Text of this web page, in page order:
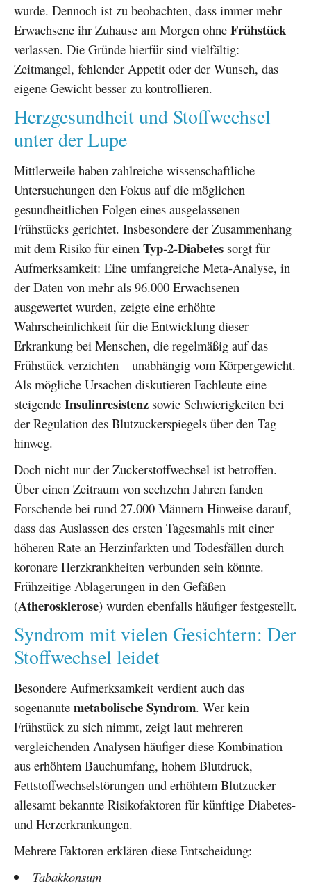
wurde. Dennoch ist zu beobachten, dass immer mehr
Erwachsene ihr Zuhause am Morgen ohne Frühstück
verlassen. Die Gründe hierfür sind vielfältig:
Zeitmangel, fehlender Appetit oder der Wunsch, das
eigene Gewicht besser zu kontrollieren.
Herzgesundheit und Stoffwechsel
unter der Lupe
Mittlerweile haben zahlreiche wissenschaftliche
Untersuchungen den Fokus auf die möglichen
gesundheitlichen Folgen eines ausgelassenen
Frühstücks gerichtet. Insbesondere der Zusammenhang
mit dem Risiko für einen Typ-2-Diabetes sorgt für
Aufmerksamkeit: Eine umfangreiche Meta-Analyse, in
der Daten von mehr als 96.000 Erwachsenen
ausgewertet wurden, zeigte eine erhöhte
Wahrscheinlichkeit für die Entwicklung dieser
Erkrankung bei Menschen, die regelmäßig auf das
Frühstück verzichten – unabhängig vom Körpergewicht.
Als mögliche Ursachen diskutieren Fachleute eine
steigende Insulinresistenz sowie Schwierigkeiten bei
der Regulation des Blutzuckerspiegels über den Tag
hinweg.
Doch nicht nur der Zuckerstoffwechsel ist betroffen.
Über einen Zeitraum von sechzehn Jahren fanden
Forschende bei rund 27.000 Männern Hinweise darauf,
dass das Auslassen des ersten Tagesmahls mit einer
höheren Rate an Herzinfarkten und Todesfällen durch
koronare Herzkrankheiten verbunden sein könnte.
Frühzeitige Ablagerungen in den Gefäßen
(Atherosklerose) wurden ebenfalls häufiger festgestellt.
Syndrom mit vielen Gesichtern: Der
Stoffwechsel leidet
Besondere Aufmerksamkeit verdient auch das
sogenannte metabolische Syndrom. Wer kein
Frühstück zu sich nimmt, zeigt laut mehreren
vergleichenden Analysen häufiger diese Kombination
aus erhöhtem Bauchumfang, hohem Blutdruck,
Fettstoffwechselstörungen und erhöhtem Blutzucker –
allesamt bekannte Risikofaktoren für künftige Diabetes-
und Herzerkrankungen.
Mehrere Faktoren erklären diese Entscheidung:
Tabakkonsum